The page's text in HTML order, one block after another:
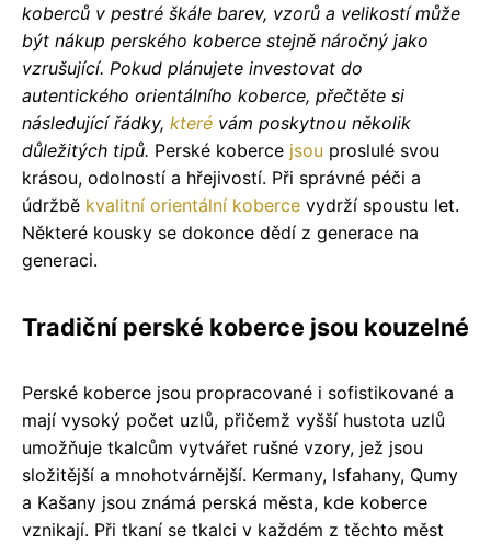
koberců v pestré škále barev, vzorů a velikostí může
být nákup perského koberce stejně náročný jako
vzrušující. Pokud plánujete investovat do
autentického orientálního koberce, přečtěte si
následující řádky, které vám poskytnou několik
důležitých tipů. Perské koberce jsou proslulé svou
krásou, odolností a hřejivostí. Při správné péči a
údržbě kvalitní orientální koberce vydrží spoustu let.
Některé kousky se dokonce dědí z generace na
generaci.
Tradiční perské koberce jsou kouzelné
Perské koberce jsou propracované i sofistikované a
mají vysoký počet uzlů, přičemž vyšší hustota uzlů
umožňuje tkalcům vytvářet rušné vzory, jež jsou
složitější a mnohotvárnější. Kermany, Isfahany, Qumy
a Kašany jsou známá perská města, kde koberce
vznikají. Při tkaní se tkalci v každém z těchto měst